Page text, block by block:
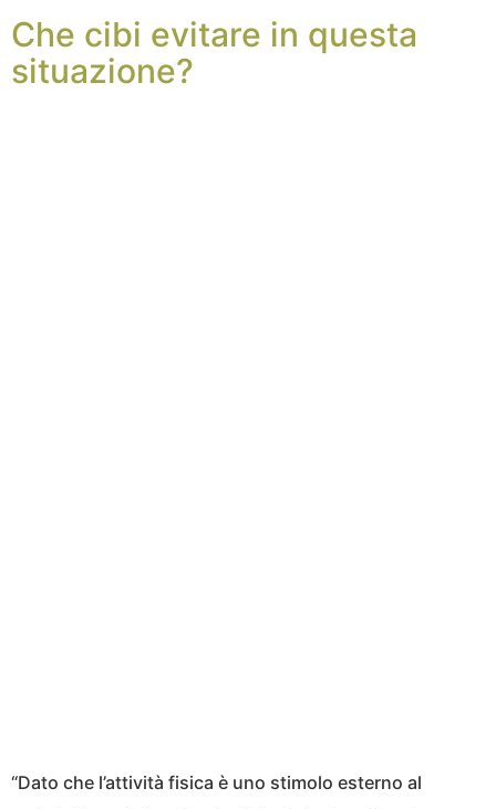
Che cibi evitare in questa
situazione?
“Dato che l’attività fisica è uno stimolo esterno al